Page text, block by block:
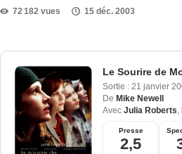
72 182 vues 15 déc. 2003
Le Sourire de
Sortie : 21 janvier
De Mike Newell
Avec Julia Roberts,
Presse
2,5